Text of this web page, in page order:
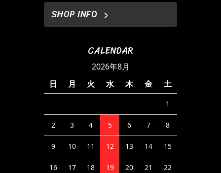
SHOP INFO
CALENDAR
2026年8月
日
月 火 水 木 金 土
1
2 3 4 5 6 7 8
9 10 11 12 13 14 15
16 17 18 19 20 21 22